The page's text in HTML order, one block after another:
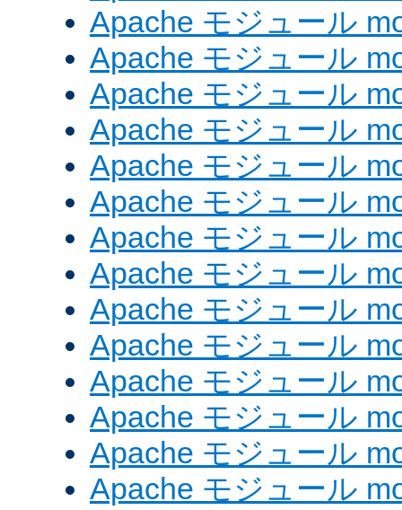
Apache モジュール
Apache モジュール
Apache モジュール
Apache モジュール
Apache モジュール
Apache モジュール
Apache モジュール
Apache モジュール
Apache モジュール
Apache モジュール
Apache モジュール
Apache モジュール
Apache モジュール
Apache モジュール